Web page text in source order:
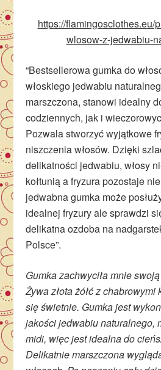
https://flamingosclothes.eu/
wlosow-z-jedwabiu-
“Bestsellerowa gumka do
włoskiego jedwabiu
marszczona, stanowi idealny
codziennych, jak i
Pozwala stworzyć wyjątkowe
niszczenia włosów. Dzięki
delikatności jedwabiu, włosy
kołtunią a fryzura pozostaje
jedwabna gumka może
idealnej fryzury ale sprawdzi
delikatna ozdoba na
Polsce”.
Gumka zachwyciła mnie
Żywa złota żółć z
się świetnie. Gumka jest
jakości jedwabiu naturalnego,
midi, więc jest idealna do
Delikatnie marszczona